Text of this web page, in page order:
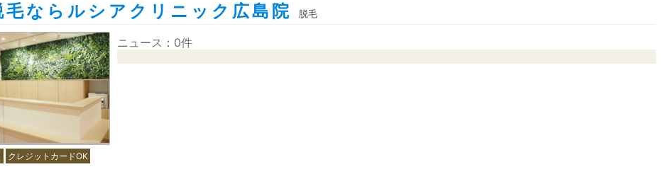
毛ならルシアクリニック広島院 脱毛
クレジットカードOK
ニュース：0件